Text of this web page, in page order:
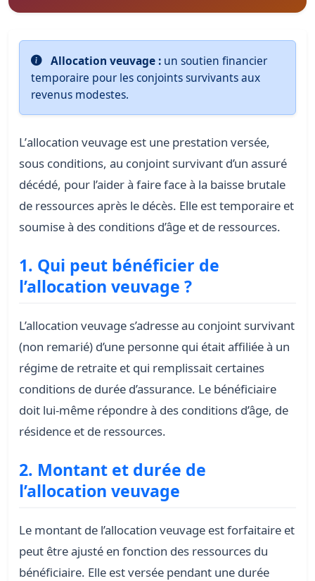
Allocation veuvage : un soutien financier
temporaire pour les conjoints survivants aux
revenus modestes.
L’allocation veuvage est une prestation versée,
sous conditions, au conjoint survivant d’un assuré
décédé, pour l’aider à faire face à la baisse brutale
de ressources après le décès. Elle est temporaire et
soumise à des conditions d’âge et de ressources.
1. Qui peut bénéficier de
l’allocation veuvage ?
L’allocation veuvage s’adresse au conjoint survivant
(non remarié) d’une personne qui était affiliée à un
régime de retraite et qui remplissait certaines
conditions de durée d’assurance. Le bénéficiaire
doit lui‑même répondre à des conditions d’âge, de
résidence et de ressources.
2. Montant et durée de
l’allocation veuvage
Le montant de l’allocation veuvage est forfaitaire et
peut être ajusté en fonction des ressources du
bénéficiaire. Elle est versée pendant une durée